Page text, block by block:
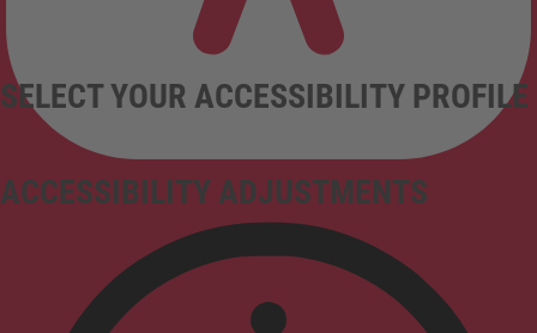
ACCESSIBILITY ADJUSTMENTS
SELECT YOUR ACCESSIBILITY PROFILE